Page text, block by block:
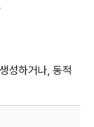
성하거나, 동적